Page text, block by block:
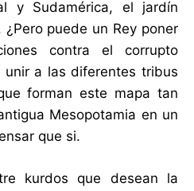
y Sudamérica, el jardín
puede un Rey poner
contra el corrupto
a las diferentes tribus
forman este mapa tan
Mesopotamia en un
que si.
kurdos que desean la